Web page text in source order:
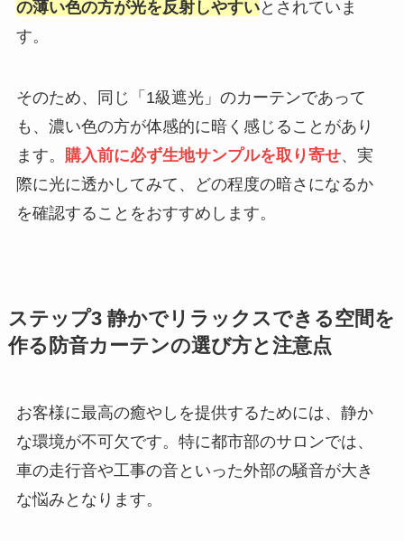
の薄い色の方が光を反射しやすいとされていま
す。
そのため、同じ「1級遮光」のカーテンであって
も、濃い色の方が体感的に暗く感じることがあり
ます。 購入前に必ず生地サンプルを取り寄せ、実
際に光に透かしてみて、どの程度の暗さになるか
を確認することをおすすめします。
ステップ3 静かでリラックスできる空間を
作る防音カーテンの選び方と注意点
お客様に最高の癒やしを提供するためには、静か
な環境が不可欠です。特に都市部のサロンでは、
車の走行音や工事の音といった外部の騒音が大き
な悩みとなります。